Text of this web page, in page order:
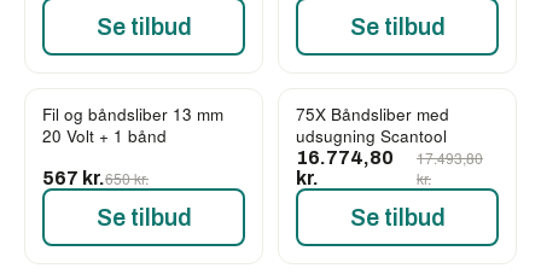
Se tilbud Se tilbud
-13%
Fil og båndsliber 13 mm
20 Volt + 1 bånd
567 kr.650 kr.
Se tilbud
-4%
75X Båndsliber med
udsugning Scantool
16.774,80
kr.
17.493,80
kr.
Se tilbud